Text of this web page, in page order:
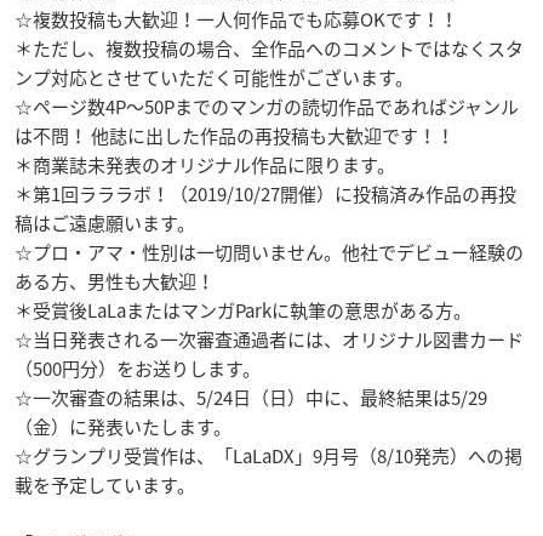
☆複数投稿も大歓迎！一人何作品でも応募OKです！！
＊ただし、複数投稿の場合、全作品へのコメントではなくスタ
ンプ対応とさせていただく可能性がございます。
☆ページ数4P～50Pまでのマンガの読切作品であればジャンル
は不問！ 他誌に出した作品の再投稿も大歓迎です！！
＊商業誌未発表のオリジナル作品に限ります。
＊第1回ラララボ！（2019/10/27開催）に投稿済み作品の再投
稿はご遠慮願います。
☆プロ・アマ・性別は一切問いません。他社でデビュー経験の
ある方、男性も大歓迎！
＊受賞後LaLaまたはマンガParkに執筆の意思がある方。
☆当日発表される一次審査通過者には、オリジナル図書カード
（500円分）をお送りします。
☆一次審査の結果は、5/24日（日）中に、最終結果は5/29
（金）に発表いたします。
☆グランプリ受賞作は、「LaLaDX」9月号（8/10発売）への掲
載を予定しています。